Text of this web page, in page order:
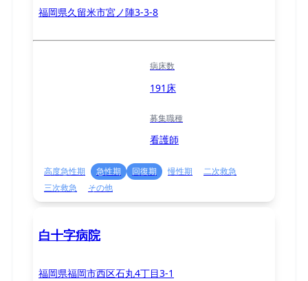
福岡県久留米市宮ノ陣3-3-8
病床数
191床
募集職種
看護師
高度急性期 急性期 回復期 慢性期
二次救急
三次救急
その他
白十字病院
福岡県福岡市西区石丸4丁目3-1